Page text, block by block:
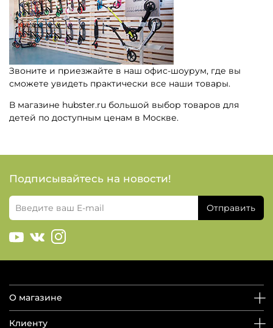
Звоните и приезжайте в наш офис-шоурум, где вы
сможете увидеть практически все наши товары.
В магазине hubster.ru большой выбор товаров для
детей по доступным ценам в Москве.
Подписывайтесь на новости!
Отправить
О магазине
Клиенту